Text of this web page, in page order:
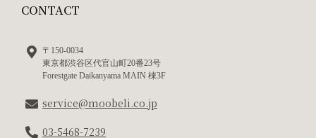
CONTACT
〒150-0034
東京都渋谷区代官山町20番23号
Forestgate Daikanyama MAIN 棟3F
service@moobeli.co.jp
03-5468-7239